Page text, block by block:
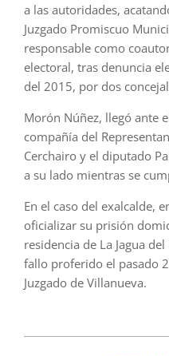
a las autoridades,
Juzgado Promiscuo
responsable como
electoral, tras denuncia
del 2015, por dos
Morón Núñez, llegó ante
compañía del
Cerchairo y el diputado
a su lado mientras se
En el caso del exalcalde,
oficializar su prisión
residencia de La Jagua
fallo proferido el pasado
Juzgado de Villanueva.